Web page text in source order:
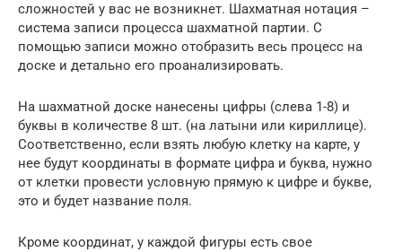
сложностей у вас не возникнет. Шахматная нотация –
система записи процесса шахматной партии. С
помощью записи можно отобразить весь процесс на
доске и детально его проанализировать.
На шахматной доске нанесены цифры (слева 1-8) и
буквы в количестве 8 шт. (на латыни или кириллице).
Соответственно, если взять любую клетку на карте, у
нее будут координаты в формате цифра и буква, нужно
от клетки провести условную прямую к цифре и букве,
это и будет название поля.
Кроме координат, у каждой фигуры есть свое